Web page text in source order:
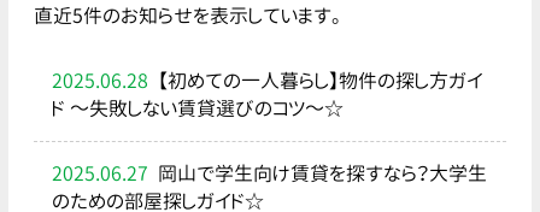
直近5件のお知らせを表示しています。
2025.06.28 【初めての一人暮らし】物件の探し方ガイ
ド ～失敗しない賃貸選びのコツ～☆
2025.06.27 岡山で学生向け賃貸を探すなら？大学生
のための部屋探しガイド☆